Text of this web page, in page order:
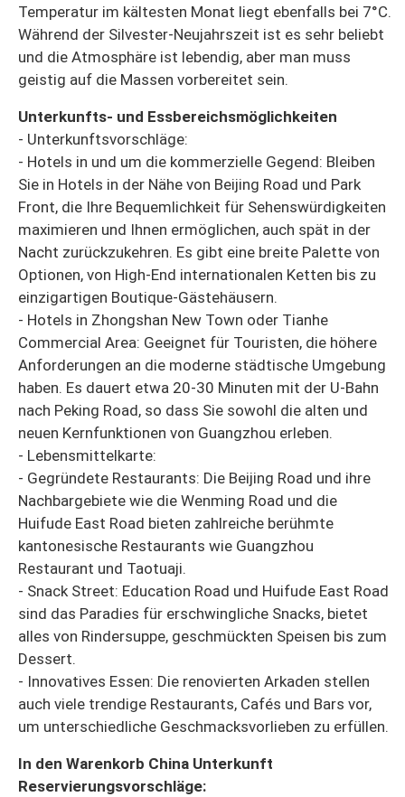
Temperatur im kältesten Monat liegt ebenfalls bei 7°C.
Während der Silvester-Neujahrszeit ist es sehr beliebt
und die Atmosphäre ist lebendig, aber man muss
geistig auf die Massen vorbereitet sein.
Unterkunfts- und Essbereichsmöglichkeiten
- Unterkunftsvorschläge:
- Hotels in und um die kommerzielle Gegend: Bleiben
Sie in Hotels in der Nähe von Beijing Road und Park
Front, die Ihre Bequemlichkeit für Sehenswürdigkeiten
maximieren und Ihnen ermöglichen, auch spät in der
Nacht zurückzukehren. Es gibt eine breite Palette von
Optionen, von High-End internationalen Ketten bis zu
einzigartigen Boutique-Gästehäusern.
- Hotels in Zhongshan New Town oder Tianhe
Commercial Area: Geeignet für Touristen, die höhere
Anforderungen an die moderne städtische Umgebung
haben. Es dauert etwa 20-30 Minuten mit der U-Bahn
nach Peking Road, so dass Sie sowohl die alten und
neuen Kernfunktionen von Guangzhou erleben.
- Lebensmittelkarte:
- Gegründete Restaurants: Die Beijing Road und ihre
Nachbargebiete wie die Wenming Road und die
Huifude East Road bieten zahlreiche berühmte
kantonesische Restaurants wie Guangzhou
Restaurant und Taotuaji.
- Snack Street: Education Road und Huifude East Road
sind das Paradies für erschwingliche Snacks, bietet
alles von Rindersuppe, geschmückten Speisen bis zum
Dessert.
- Innovatives Essen: Die renovierten Arkaden stellen
auch viele trendige Restaurants, Cafés und Bars vor,
um unterschiedliche Geschmacksvorlieben zu erfüllen.
In den Warenkorb China Unterkunft
Reservierungsvorschläge: